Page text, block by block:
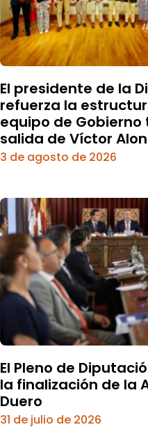
El presidente de la
refuerza la
equipo de Gobierno
salida de Víctor
3 de agosto de 2026
El Pleno de
la finalización de la
Duero
31 de julio de 2026